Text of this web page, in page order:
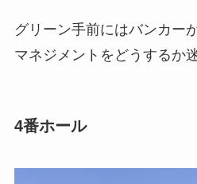
グリーン手前にはバンカー
マネジメントをどうするか
4番ホール